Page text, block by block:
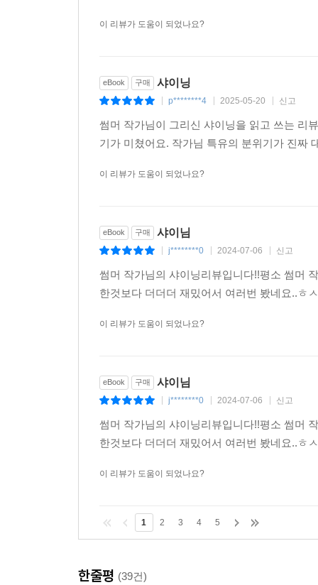
이 리뷰가 도움이 되었나요?
eBook 구매 샤이닝
p********4 2025-05-20 신고
썸머 작가님이 그리신 샤이닝을 읽고 쓰는 리
기가 미쳤어요. 작가님 특유의 분위기가 진짜
이 리뷰가 도움이 되었나요?
eBook 구매 샤이님
j********0 2024-07-06 신고
썸머 작가님의 샤이닝리뷰입니다!!평소 썸머
한것보다 더더더 재밌어서 여러번 봤네요..ㅎ
이 리뷰가 도움이 되었나요?
eBook 구매 샤이님
j********0 2024-07-06 신고
썸머 작가님의 샤이닝리뷰입니다!!평소 썸머
한것보다 더더더 재밌어서 여러번 봤네요..ㅎ
이 리뷰가 도움이 되었나요?
1 2 3 4 5
한줄평 (39건)